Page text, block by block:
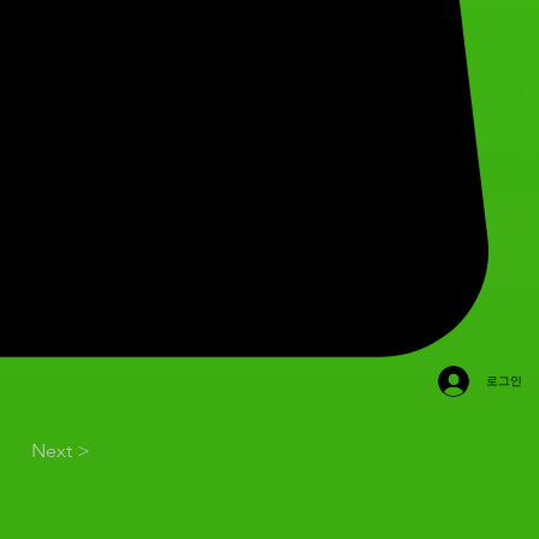
로그인
Next >